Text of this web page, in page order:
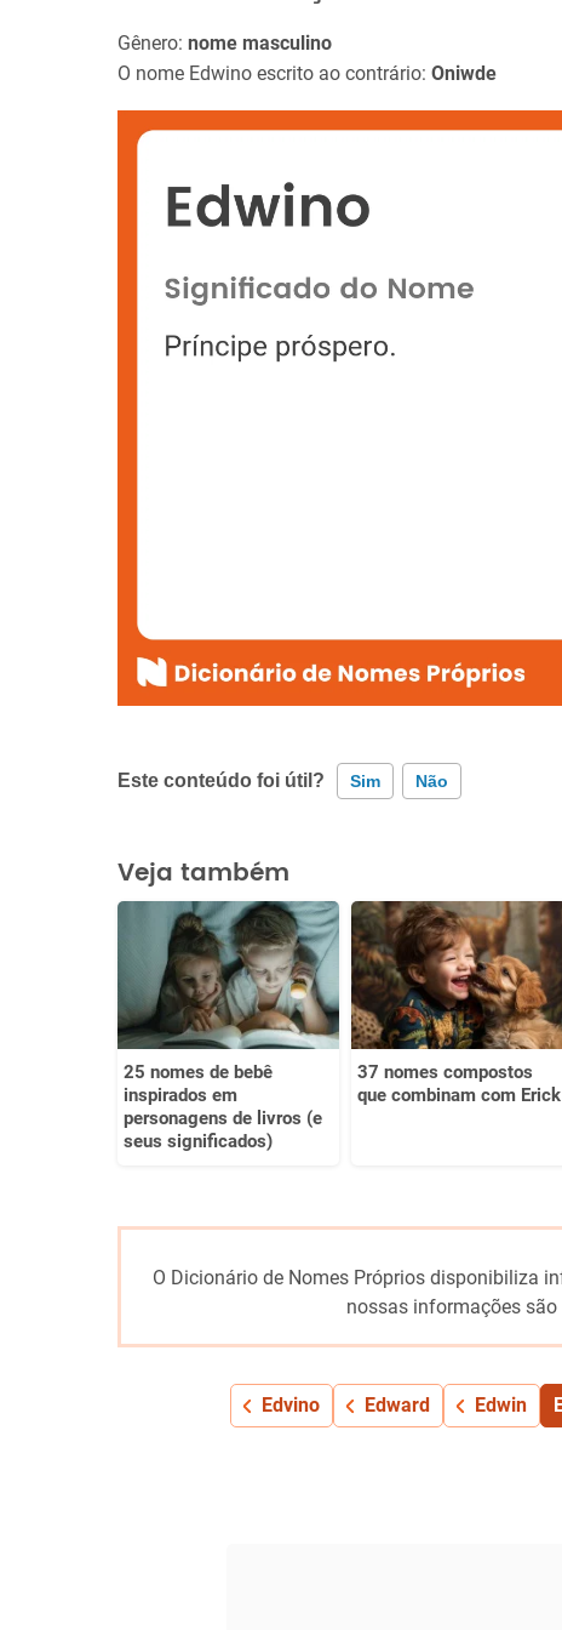
Gênero: nome masculino
O nome Edwino escrito ao contrário: Oniwde
Este conteúdo foi útil? Sim Não
Este conteúdo contém informação incorreta
Este conteúdo não tem a informação que procuro
Outro
Veja também
25 nomes de bebê
inspirados em
personagens de livros (e
seus significados)
37 nomes compostos
que combinam com Erick
O Dicionário de Nomes Próprios disponibiliza
nossas informações
Edvino Edward Edwin